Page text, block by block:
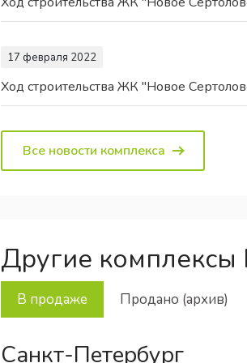
17 февраля 2022
Ход строительства ЖК "Новое
Все новости комплекса
Другие
В продаже Продано (архив)
Санкт-Петербург